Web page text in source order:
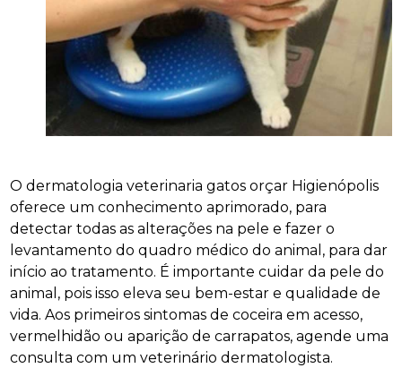
O dermatologia veterinaria gatos orçar Higienópolis
oferece um conhecimento aprimorado, para
detectar todas as alterações na pele e fazer o
levantamento do quadro médico do animal, para dar
início ao tratamento. É importante cuidar da pele do
animal, pois isso eleva seu bem-estar e qualidade de
vida. Aos primeiros sintomas de coceira em acesso,
vermelhidão ou aparição de carrapatos, agende uma
consulta com um veterinário dermatologista.